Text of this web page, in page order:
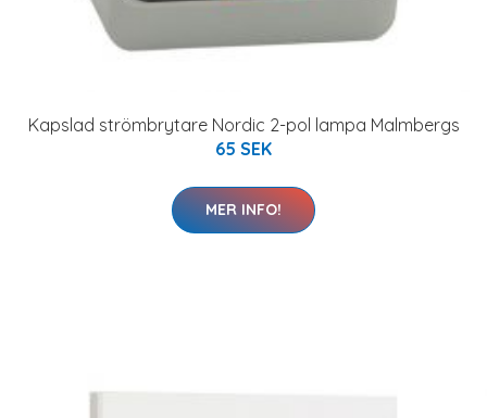
Kapslad strömbrytare Nordic 2-pol lampa Malmbergs
65 SEK
MER INFO!